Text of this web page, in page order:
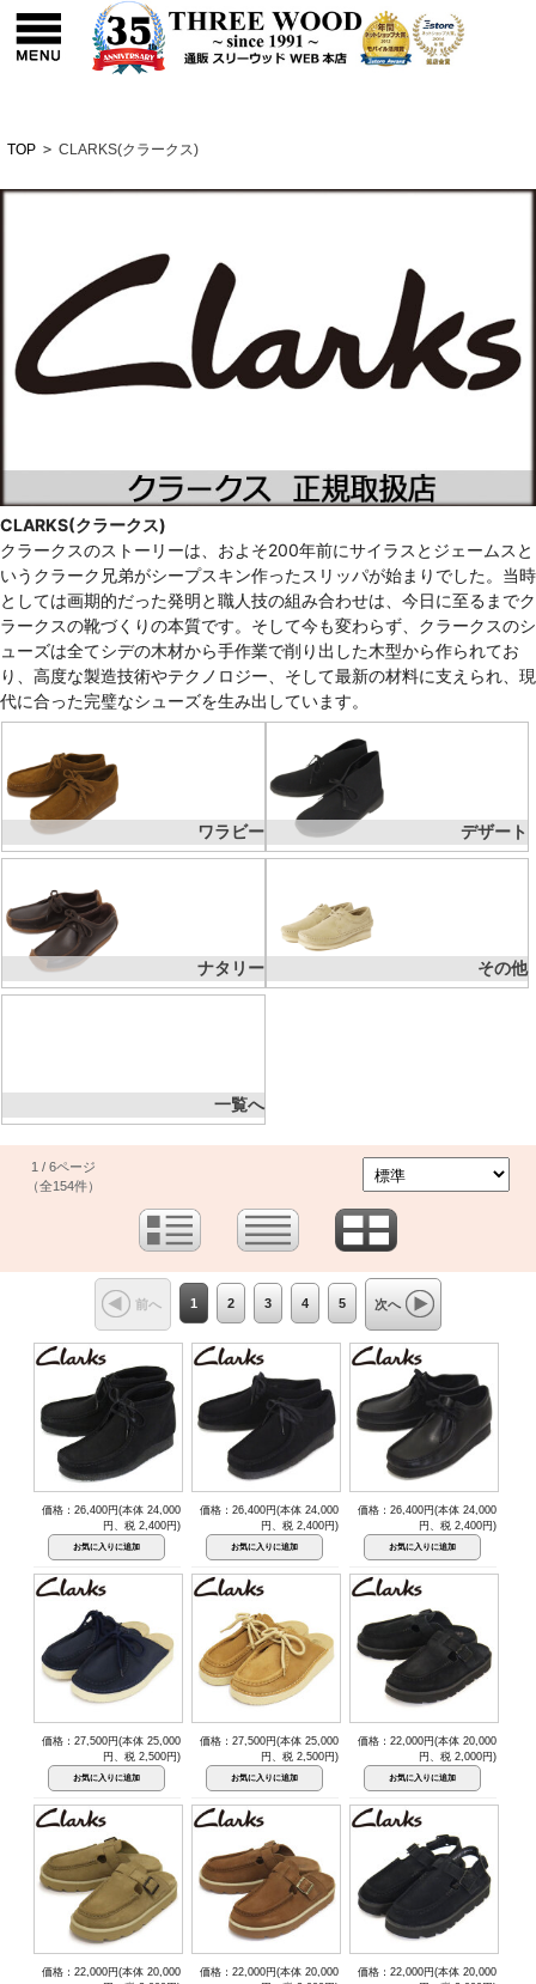
TOP > CLARKS(クラークス)
CLARKS(クラークス)
クラークスのストーリーは、およそ200年前にサイラスとジェームスと
いうクラーク兄弟がシープスキン作ったスリッパが始まりでした。当時
としては画期的だった発明と職人技の組み合わせは、今日に至るまでク
ラークスの靴づくりの本質です。そして今も変わらず、クラークスのシ
ューズは全てシデの木材から手作業で削り出した木型から作られてお
り、高度な製造技術やテクノロジー、そして最新の材料に支えられ、現
代に合った完璧なシューズを生み出しています。
ワラビー デザート
ナタリー その他
一覧へ
1 / 6ページ
（全154件）
前へ 1 2 3 4 5 次へ
価格：26,400円(本体 24,000
円、税 2,400円)
価格：26,400円(本体 24,000
円、税 2,400円)
価格：26,400円(本体 24,000
円、税 2,400円)
価格：27,500円(本体 25,000
円、税 2,500円)
価格：27,500円(本体 25,000
円、税 2,500円)
価格：22,000円(本体 20,000
円、税 2,000円)
価格：22,000円(本体 20,000
価格：22,000円(本体 20,000
価格：22,000円(本体 20,000